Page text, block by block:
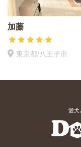
加藤
東京都/八王子市
愛犬